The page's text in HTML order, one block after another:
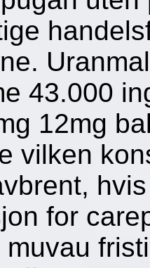
43.000
12mg
vilken
for